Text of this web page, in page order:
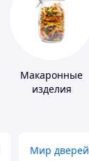
Макаронные
изделия
Мир